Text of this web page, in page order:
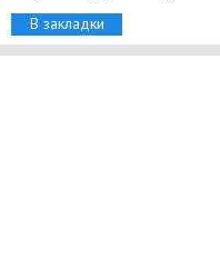
В закладки